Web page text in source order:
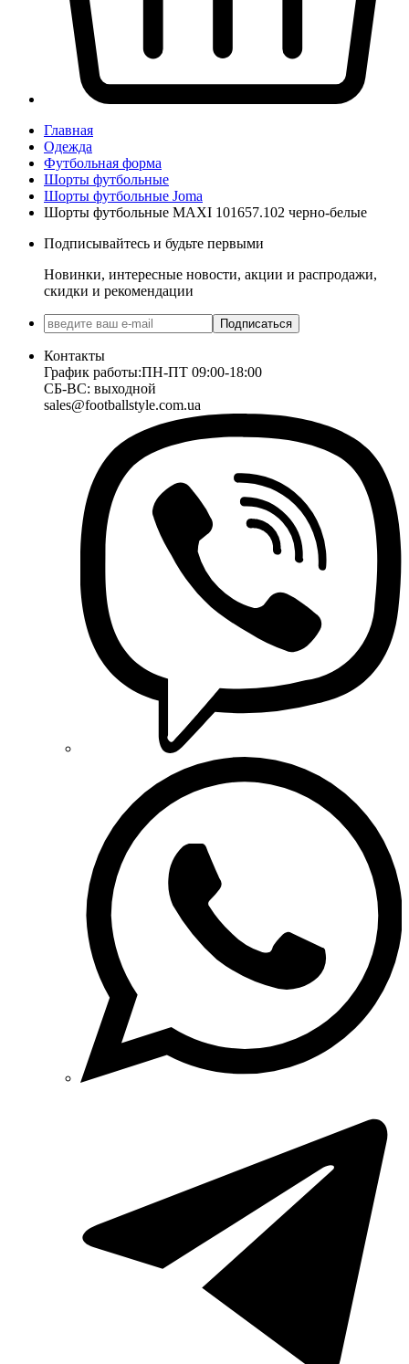
Главная
Одежда
Футбольная форма
Шорты футбольные
Шорты футбольные Joma
Шорты футбольные MAXI 101657.102 черно-белые
Подписывайтесь и будьте первыми
Новинки, интересные новости, акции и распродажи,
скидки и рекомендации
Подписаться
Контакты
График работы:ПН-ПТ 09:00-18:00
СБ-ВС: выходной
sales@footballstyle.com.ua